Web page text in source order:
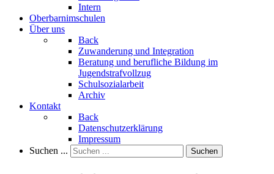
Intern
Oberbarnimschulen
Über uns
Back
Zuwanderung und Integration
Beratung und berufliche Bildung im
Jugendstrafvollzug
Schulsozialarbeit
Archiv
Kontakt
Back
Datenschutzerklärung
Impressum
Suchen ...
Suchen